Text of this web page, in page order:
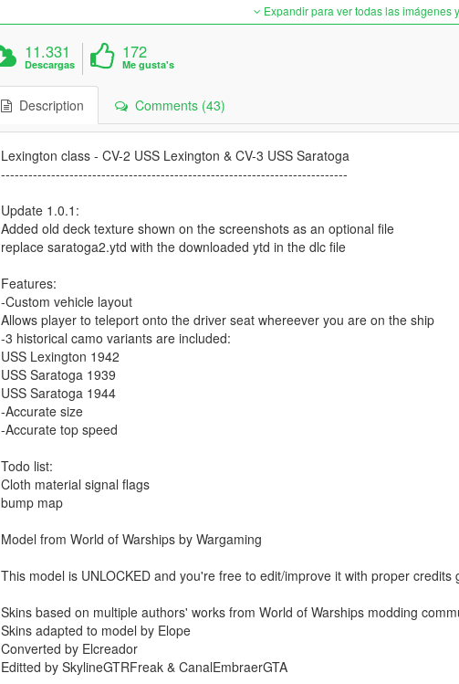
Expandir para ver todas las imágenes
11.331
Descargas
172
Me gusta's
Description Comments (43)
Lexington class - CV-2 USS Lexington & CV-3 USS Saratoga
----------------------------------------------------------------------------
Update 1.0.1:
Added old deck texture shown on the screenshots as an optional file
replace saratoga2.ytd with the downloaded ytd in the dlc file
Features:
-Custom vehicle layout
Allows player to teleport onto the driver seat whereever you are on the ship
-3 historical camo variants are included:
USS Lexington 1942
USS Saratoga 1939
USS Saratoga 1944
-Accurate size
-Accurate top speed
Todo list:
Cloth material signal flags
bump map
Model from World of Warships by Wargaming
This model is UNLOCKED and you're free to edit/improve it with proper credits
Skins based on multiple authors' works from World of Warships modding
Skins adapted to model by Elope
Converted by Elcreador
Editted by SkylineGTRFreak & CanalEmbraerGTA